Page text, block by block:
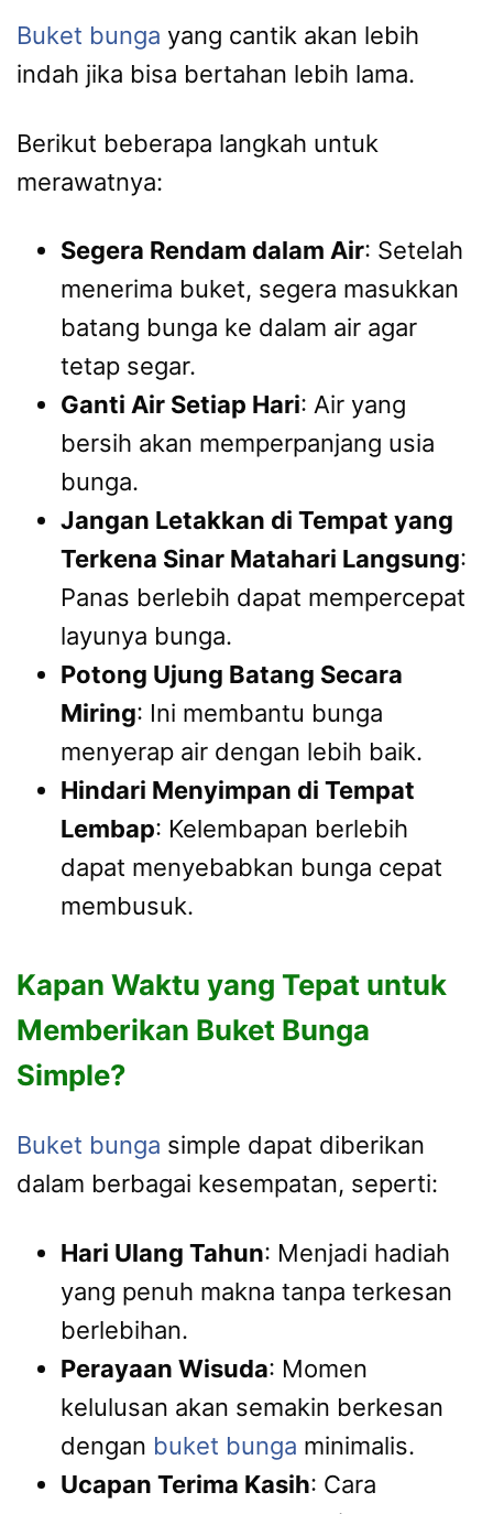
Buket bunga yang cantik akan lebih
indah jika bisa bertahan lebih lama.
Berikut beberapa langkah untuk
merawatnya:
Segera Rendam dalam Air: Setelah
menerima buket, segera masukkan
batang bunga ke dalam air agar
tetap segar.
Ganti Air Setiap Hari: Air yang
bersih akan memperpanjang usia
bunga.
Jangan Letakkan di Tempat yang
Terkena Sinar Matahari Langsung:
Panas berlebih dapat mempercepat
layunya bunga.
Potong Ujung Batang Secara
Miring: Ini membantu bunga
menyerap air dengan lebih baik.
Hindari Menyimpan di Tempat
Lembap: Kelembapan berlebih
dapat menyebabkan bunga cepat
membusuk.
Kapan Waktu yang Tepat untuk
Memberikan Buket Bunga
Simple?
Buket bunga simple dapat diberikan
dalam berbagai kesempatan, seperti:
Hari Ulang Tahun: Menjadi hadiah
yang penuh makna tanpa terkesan
berlebihan.
Perayaan Wisuda: Momen
kelulusan akan semakin berkesan
dengan buket bunga minimalis.
Ucapan Terima Kasih: Cara